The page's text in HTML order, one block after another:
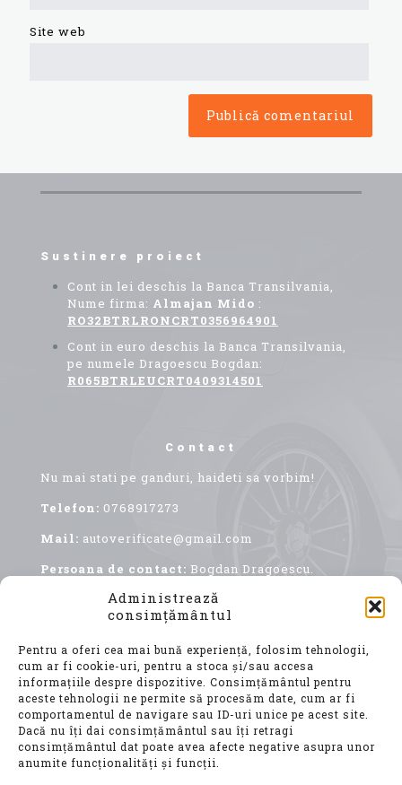
Administrează
consimțământul
Pentru a oferi cea mai bună experiență, folosim tehnologii,
cum ar fi cookie-uri, pentru a stoca și/sau accesa
informațiile despre dispozitive. Consimțământul pentru
aceste tehnologii ne permite să procesăm date, cum ar fi
comportamentul de navigare sau ID-uri unice pe acest site.
Dacă nu îți dai consimțământul sau îți retragi
consimțământul dat poate avea afecte negative asupra unor
anumite funcționalități și funcții.
Site web
Sustinere proiect
Cont in lei deschis la Banca Transilvania,
Nume firma: Almajan Mido :
RO32BTRLRONCRT0356964901
Cont in euro deschis la Banca Transilvania,
pe numele Dragoescu Bogdan:
R065BTRLEUCRT0409314501
Contact
Nu mai stati pe ganduri, haideti sa vorbim!
Telefon: 0768917273
Mail: autoverificate@gmail.com
Persoana de contact: Bogdan Dragoescu.
Achiziționarea unui autoturism second hand, este
o decizie importantă, care implică nu doar o
investiție financiară considerabilă, ci și o
alegere ce vă va influența confortul, siguranța și